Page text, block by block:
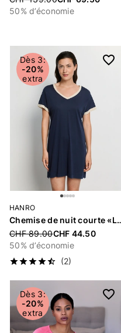
50% d’économie
Dès 3:
-20%
extra
HANRO
Chemise
Price reduced from
CHF 89.00CHF 44.50
50% d’économie
(2)
Dès 3:
-20%
extra